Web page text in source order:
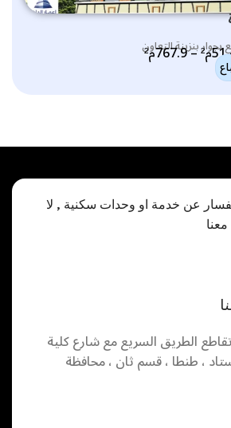
بنزينة التعاون
عن خدمة او وحدات سكنية , لا
تقاطع الطريق السريع مع شارع كلية
، طنطا ، قسم ثان ، محافظة